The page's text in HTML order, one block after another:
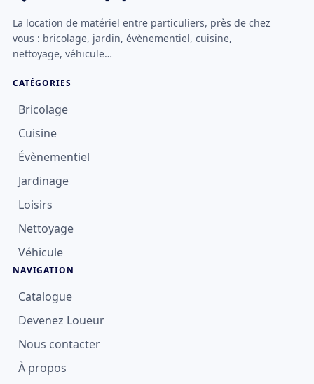
La location de matériel entre particuliers, près de chez
vous : bricolage, jardin, évènementiel, cuisine,
nettoyage, véhicule…
CATÉGORIES
Bricolage
Cuisine
Évènementiel
Jardinage
Loisirs
Nettoyage
Véhicule
NAVIGATION
Catalogue
Devenez Loueur
Nous contacter
À propos